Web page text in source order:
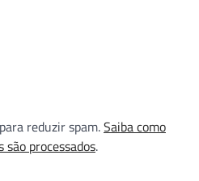
reduzir spam.Saiba como
processados.